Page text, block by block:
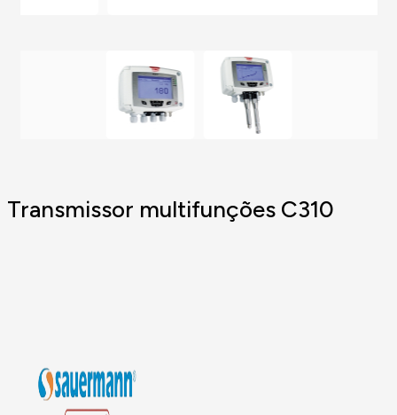
Transmissor multifunções C310